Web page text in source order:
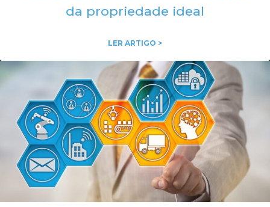
da propriedade ideal
LER ARTIGO >